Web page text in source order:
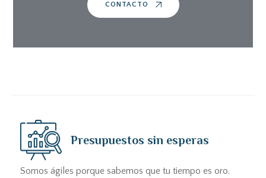
CONTACTO
Presupuestos sin esperas
Somos ágiles porque sabemos que tu tiempo es oro.